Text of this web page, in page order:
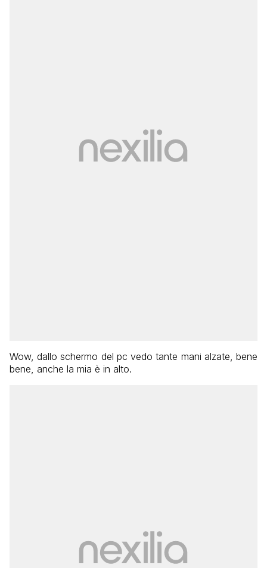
Wow, dallo schermo del pc vedo tante mani alzate, bene
bene, anche la mia è in alto.